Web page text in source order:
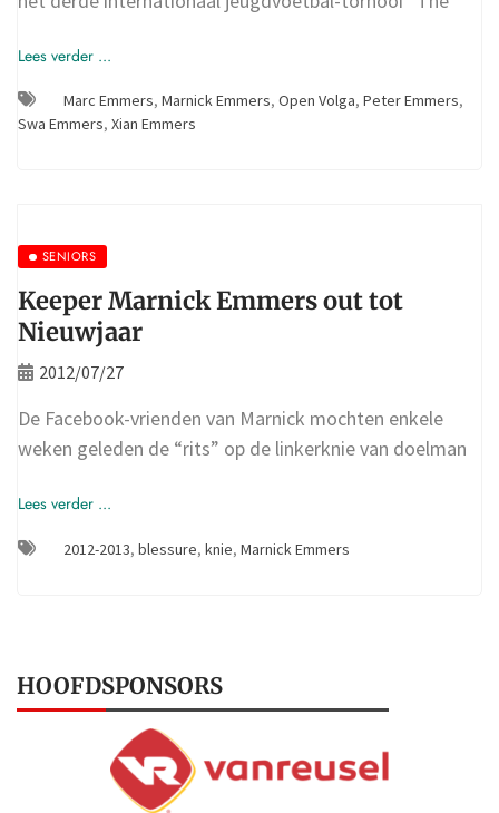
Lees verder ...
Marc Emmers, Marnick Emmers, Open Volga, Peter Emmers,
Swa Emmers, Xian Emmers
SENIORS
Keeper Marnick Emmers out tot
Nieuwjaar
2012/07/27
De Facebook-vrienden van Marnick mochten enkele
weken geleden de “rits” op de linkerknie van doelman
Lees verder ...
2012-2013, blessure, knie, Marnick Emmers
HOOFDSPONSORS